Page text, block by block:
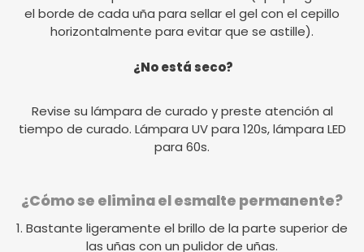
el borde de cada uña para sellar el gel con el cepillo
horizontalmente para evitar que se astille).
¿No está seco?
Revise su lámpara de curado y preste atención al
tiempo de curado. Lámpara UV para 120s, lámpara LED
para 60s.
¿Cómo se elimina el esmalte permanente?
1. Bastante ligeramente el brillo de la parte superior de
las uñas con un pulidor de uñas.